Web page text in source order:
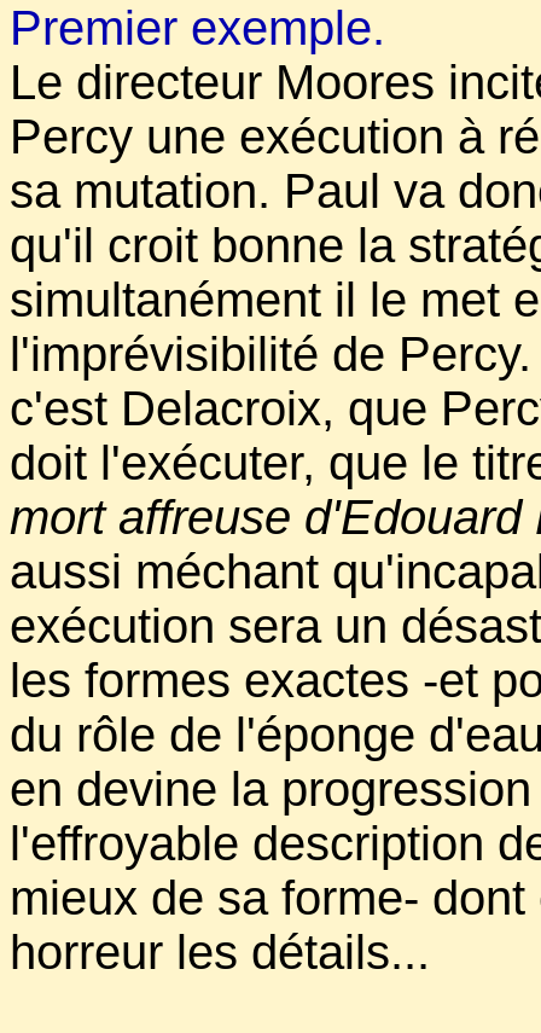
Premier exemple.
Le directeur Moores
Percy une exécution à
sa mutation. Paul va
qu'il croit bonne la
simultanément il le met
l'imprévisibilité de
c'est Delacroix, que
doit l'exécuter, que le
mort affreuse d'Edouard
aussi méchant
exécution sera un
les formes exactes -et
du rôle de l'éponge
en devine la
l'effroyable description
mieux de sa forme-
horreur les détails...